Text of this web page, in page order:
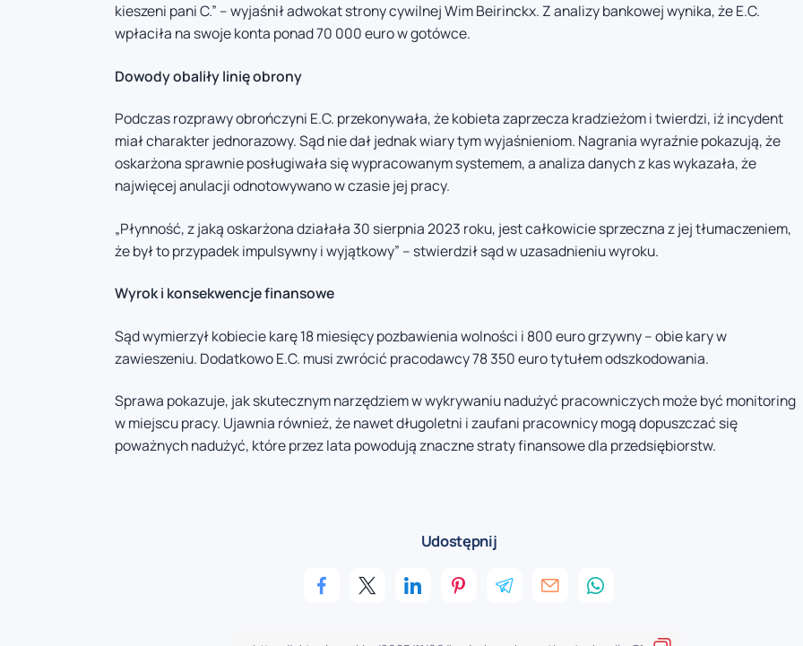
kieszeni pani C.” – wyjaśnił adwokat strony cywilnej Wim Beirinckx. Z analizy bankowej wynika, że E.C.
wpłaciła na swoje konta ponad 70 000 euro w gotówce.
Dowody obaliły linię obrony
Podczas rozprawy obrończyni E.C. przekonywała, że kobieta zaprzecza kradzieżom i twierdzi, iż incydent
miał charakter jednorazowy. Sąd nie dał jednak wiary tym wyjaśnieniom. Nagrania wyraźnie pokazują, że
oskarżona sprawnie posługiwała się wypracowanym systemem, a analiza danych z kas wykazała, że
najwięcej anulacji odnotowywano w czasie jej pracy.
„Płynność, z jaką oskarżona działała 30 sierpnia 2023 roku, jest całkowicie sprzeczna z jej tłumaczeniem,
że był to przypadek impulsywny i wyjątkowy” – stwierdził sąd w uzasadnieniu wyroku.
Wyrok i konsekwencje finansowe
Sąd wymierzył kobiecie karę 18 miesięcy pozbawienia wolności i 800 euro grzywny – obie kary w
zawieszeniu. Dodatkowo E.C. musi zwrócić pracodawcy 78 350 euro tytułem odszkodowania.
Sprawa pokazuje, jak skutecznym narzędziem w wykrywaniu nadużyć pracowniczych może być monitoring
w miejscu pracy. Ujawnia również, że nawet długoletni i zaufani pracownicy mogą dopuszczać się
poważnych nadużyć, które przez lata powodują znaczne straty finansowe dla przedsiębiorstw.
Udostępnij